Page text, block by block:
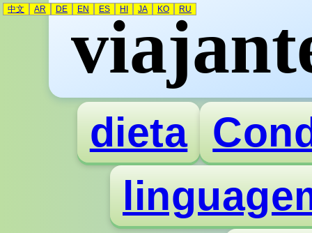
中文 AR DE EN ES HI JA KO RU
dieta